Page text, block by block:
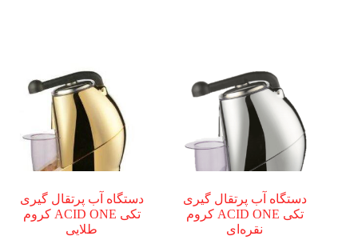
دستگاه آب پرتقال گیری
تکی ACID ONE کروم
نقره‌ای
دستگاه آب پرتقال گیری
تکی ACID ONE کروم
طلایی